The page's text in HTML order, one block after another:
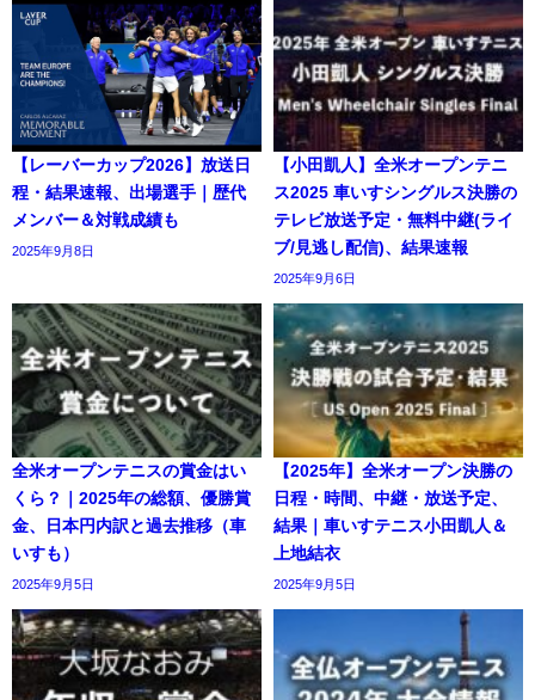
【レーバーカップ2026】放送日
程・結果速報、出場選手｜歴代
メンバー＆対戦成績も
2025年9月8日
【小田凱人】全米オープンテニ
ス2025 車いすシングルス決勝の
テレビ放送予定・無料中継(ライ
ブ/見逃し配信)、結果速報
2025年9月6日
全米オープンテニスの賞金はい
くら？｜2025年の総額、優勝賞
金、日本円内訳と過去推移（車
いすも）
2025年9月5日
【2025年】全米オープン決勝の
日程・時間、中継・放送予定、
結果｜車いすテニス小田凱人＆
上地結衣
2025年9月5日